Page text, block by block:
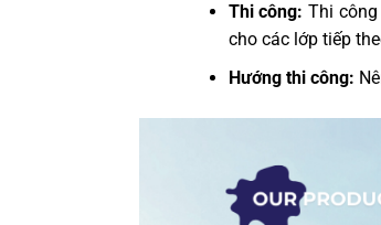
Thi công: Thi
cho các lớp tiếp
Hướng thi công: